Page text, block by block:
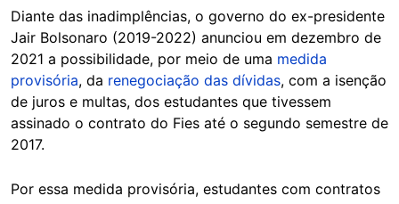
Diante das inadimplências, o governo do ex-presidente
Jair Bolsonaro (2019-2022) anunciou em dezembro de
2021 a possibilidade, por meio de uma medida
provisória, da renegociação das dívidas, com a isenção
de juros e multas, dos estudantes que tivessem
assinado o contrato do Fies até o segundo semestre de
2017.
Por essa medida provisória, estudantes com contratos